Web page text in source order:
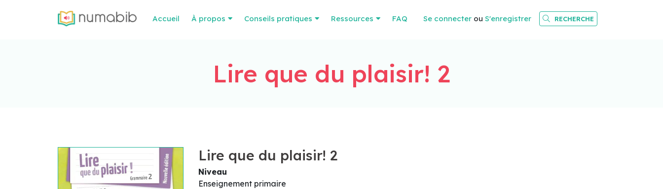
Accueil À propos Conseils pratiques Ressources FAQ Se connecter ou S'enregistrer RECHERCHE
Lire que du plaisir! 2
Lire que du plaisir! 2
Niveau
Enseignement primaire